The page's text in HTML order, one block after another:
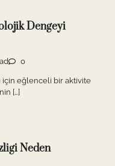
Dengeyi
0
için eğlenceli bir aktivite
[…]
Neden